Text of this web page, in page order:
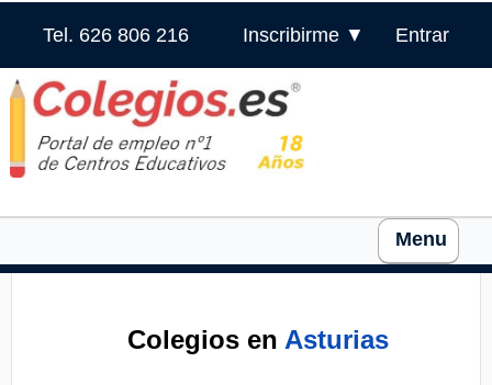
Tel. 626 806 216 Inscribirme ▼ Entrar
Menu
Colegios en Asturias